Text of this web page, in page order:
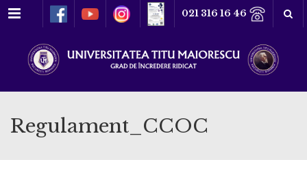
Meniu 021 316 16 46
Regulament_CCOC